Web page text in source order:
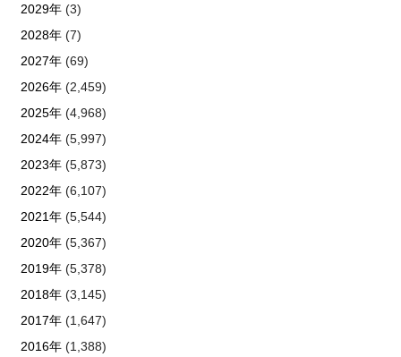
2029年(3)
2028年(7)
2027年(69)
2026年(2,459)
2025年(4,968)
2024年(5,997)
2023年(5,873)
2022年(6,107)
2021年(5,544)
2020年(5,367)
2019年(5,378)
2018年(3,145)
2017年(1,647)
2016年(1,388)